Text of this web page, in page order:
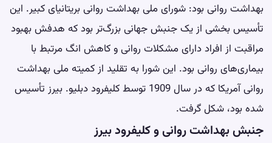
بهداشت روانی بود: شورای ملی بهداشت روانی بریتانیای کبیر. این
تأسیس بخشی از یک جنبش جهانی بزرگ‌تر بود که هدفش بهبود
مراقبت از افراد دارای مشکلات روانی و کاهش انگ مرتبط با
بیماری‌های روانی بود. این شورا به تقلید از کمیته ملی بهداشت
روانی آمریکا که در سال 1909 توسط کلیفرود دبلیو. بیرز تأسیس
شده بود، شکل گرفت.
جنبش بهداشت روانی و کلیفرود بیرز